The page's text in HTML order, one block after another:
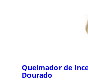
Queimador de
Dourado